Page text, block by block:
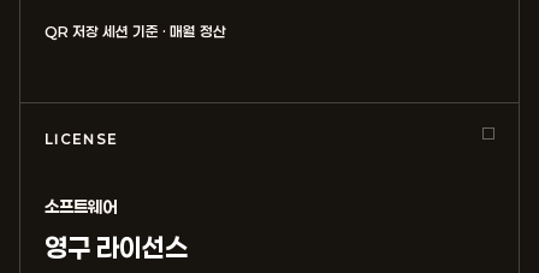
QR 저장 세션 기준 · 매월 정산
LICENSE
소프트웨어
영구 라이선스